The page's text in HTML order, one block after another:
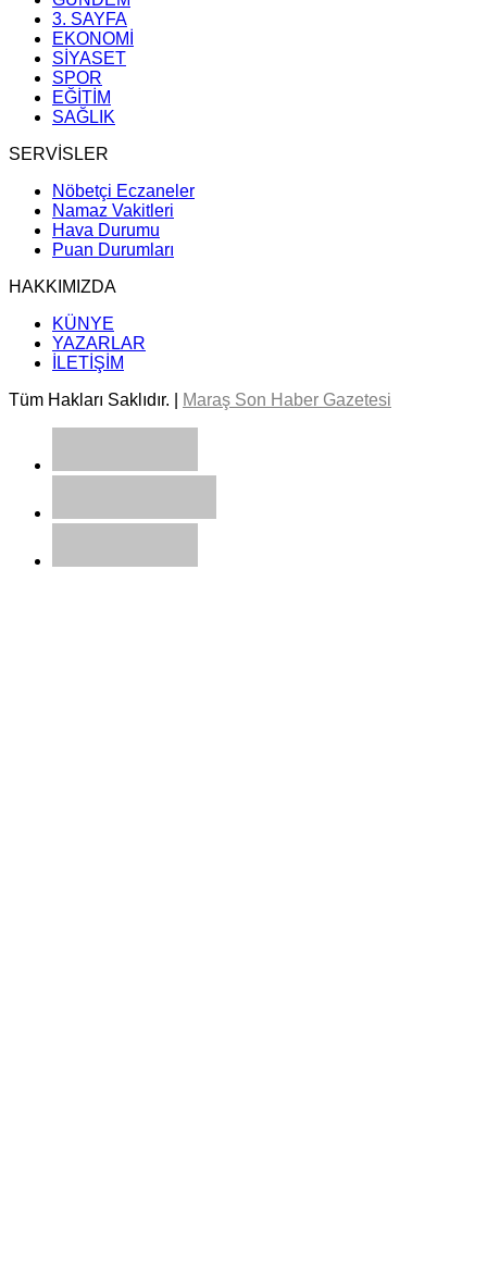
3. SAYFA
EKONOMİ
SİYASET
SPOR
EĞİTİM
SAĞLIK
SERVİSLER
Nöbetçi Eczaneler
Namaz Vakitleri
Hava Durumu
Puan Durumları
HAKKIMIZDA
KÜNYE
YAZARLAR
İLETİŞİM
Tüm Hakları Saklıdır. |
Maraş Son Haber Gazetesi